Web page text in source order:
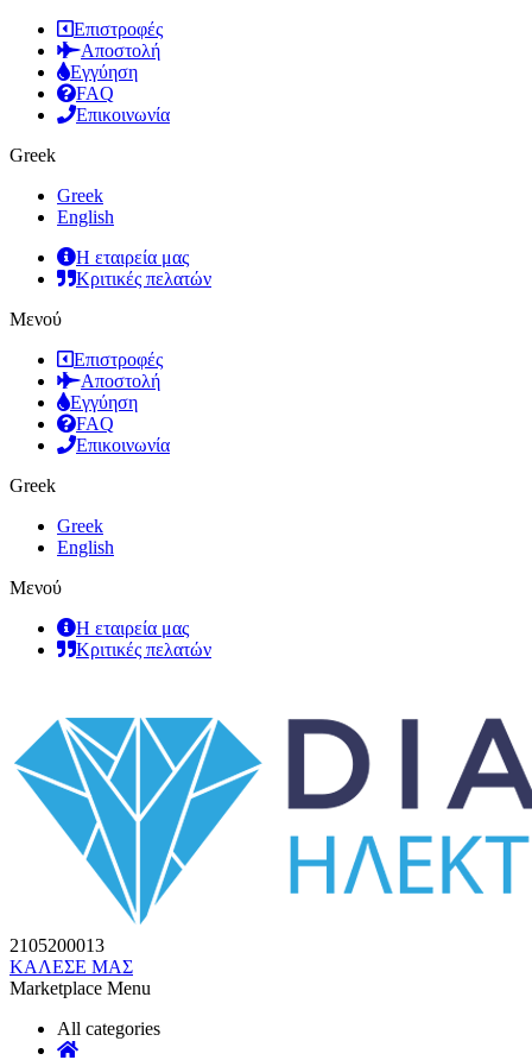
Επιστροφές
Αποστολή
Εγγύηση
FAQ
Επικοινωνία
Greek
Greek
English
Η εταιρεία μας
Κριτικές πελατών
Μενού
Επιστροφές
Αποστολή
Εγγύηση
FAQ
Επικοινωνία
Greek
Greek
English
Μενού
Η εταιρεία μας
Κριτικές πελατών
2105200013
ΚΑΛΕΣΕ ΜΑΣ
Marketplace Menu
All categories